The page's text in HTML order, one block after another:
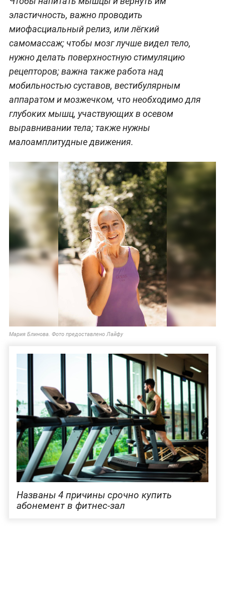
эластичность, важно проводить
миофасциальный релиз, или лёгкий
самомассаж; чтобы мозг лучше видел тело,
нужно делать поверхностную стимуляцию
рецепторов; важна также работа над
мобильностью суставов, вестибулярным
аппаратом и мозжечком, что необходимо для
глубоких мышц, участвующих в осевом
выравнивании тела; также нужны
малоамплитудные движения.
Мария Блинова. Фото предоставлено Лайфу
Названы 4 причины срочно купить
абонемент в фитнес-зал